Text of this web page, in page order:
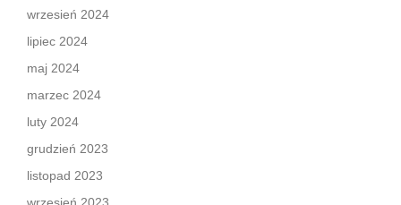
wrzesień 2024
lipiec 2024
maj 2024
marzec 2024
luty 2024
grudzień 2023
listopad 2023